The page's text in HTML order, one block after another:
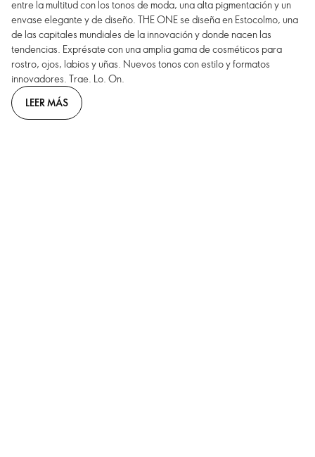
entre la multitud con los tonos de moda, una alta pigmentación y un
envase elegante y de diseño. THE ONE se diseña en Estocolmo, una
de las capitales mundiales de la innovación y donde nacen las
tendencias. Exprésate con una amplia gama de cosméticos para
rostro, ojos, labios y uñas. Nuevos tonos con estilo y formatos
innovadores. Trae. Lo. On.
LEER MÁS